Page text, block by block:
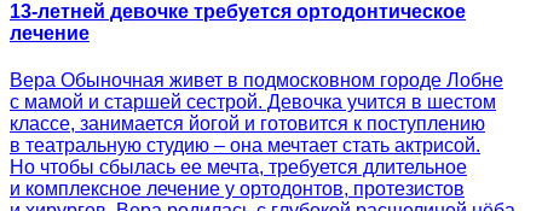
13-летней девочке требуется ортодонтическое
лечение
Вера Обыночная живет в подмосковном городе Лобне
с мамой и старшей сестрой. Девочка учится в шестом
классе, занимается йогой и готовится к поступлению
в театральную студию – она мечтает стать актрисой.
Но чтобы сбылась ее мечта, требуется длительное
и комплексное лечение у ортодонтов, протезистов